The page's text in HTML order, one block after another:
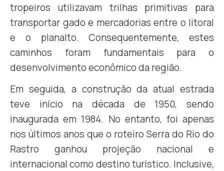
tropeiros utilizavam trilhas primitivas para
transportar gado e mercadorias entre o litoral
e o planalto. Consequentemente, estes
caminhos foram fundamentais para o
desenvolvimento econômico da região.
Em seguida, a construção da atual estrada
teve início na década de 1950, sendo
inaugurada em 1984. No entanto, foi apenas
nos últimos anos que o roteiro Serra do Rio do
Rastro ganhou projeção nacional e
internacional como destino turístico. Inclusive,